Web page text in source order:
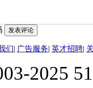
发表评论
们| 广告服务| 英才招聘|
2025